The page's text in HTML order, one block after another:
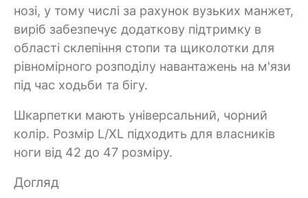
нозі, у тому числі за рахунок вузьких манжет,
виріб забезпечує додаткову підтримку в
області склепіння стопи та щиколотки для
рівномірного розподілу навантажень на м'язи
під час ходьби та бігу.
Шкарпетки мають універсальний, чорний
колір. Розмір L/XL підходить для власників
ноги від 42 до 47 розміру.
Догляд